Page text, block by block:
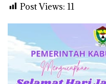
Post Views: 11